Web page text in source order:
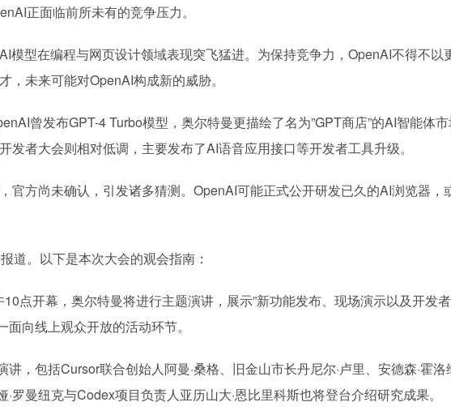
正面临前所未有的竞争压力。
模型在编程与网页设计领域表现突飞猛进。为保持竞争力，OpenAI不得不
，未来可能对OpenAI构成新的威胁。
曾发布GPT-4 Turbo模型，奥尔特曼更描绘了名为”GPT商店”的AI智能体
发者大会则相对低调，主要发布了AI语音应用接口等开发者工具升级。
官方尚未确认，引发诸多猜测。OpenAI可能正式公开研发已久的AI浏览器
道。以下是本次大会的观会指南：
点开幕，奥尔特曼将进行主题演讲，展示”新功能发布、现场演示以及开发
向线上观众开放的活动环节。
，包括Cursor联合创始人阿曼·桑格、旧金山市长丹尼尔·卢里、安德森·霍
曼纽克与Codex项目负责人亚历山大·恩比里科斯也将登台介绍研究成果。